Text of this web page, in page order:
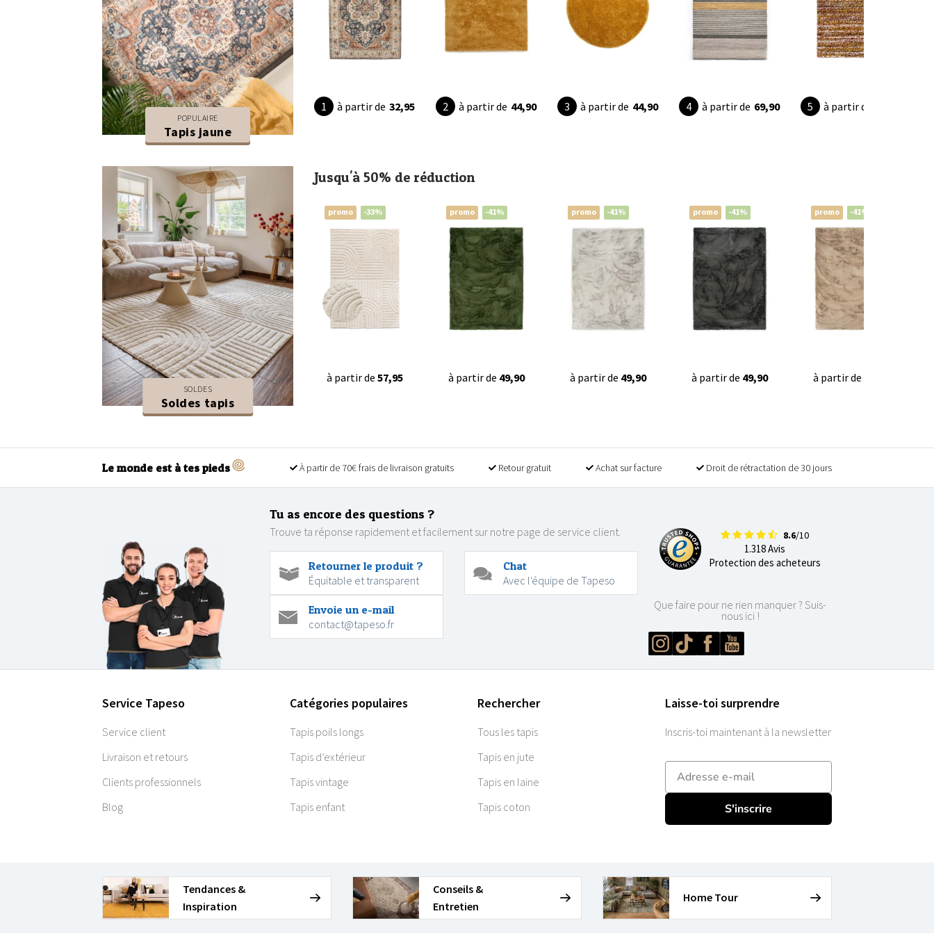
POPULAIRE
Tapis jaune
à partir de 32,95 à partir de 44,90 à partir de 44,90 à partir de 69,90 à partir de
SOLDES
Soldes tapis
Jusqu'à 50% de réduction
promo -33%
à partir de 57,95
promo -41%
à partir de 49,90
promo -41%
à partir de 49,90
promo -41%
à partir de 49,90
promo -41%
à partir de
Le monde est à tes pieds À partir de 70€ frais de livraison gratuits Retour gratuit Achat sur facture Droit de rétractation de 30 jours
Tu as encore des questions ?
Trouve ta réponse rapidement et facilement sur notre page de service client.
Retourner le produit ?
Équitable et transparent
Chat
Avec l'équipe de Tapeso
Envoie un e-mail
contact@tapeso.fr
8.6/10
1.318 Avis
Protection des acheteurs
Que faire pour ne rien manquer ? Suis-
nous ici !
Service Tapeso
Service client
Livraison et retours
Clients professionnels
Blog
Catégories populaires
Tapis poils longs
Tapis d’extérieur
Tapis vintage
Tapis enfant
Rechercher
Tous les tapis
Tapis en jute
Tapis en laine
Tapis coton
Laisse-toi surprendre
Inscris-toi maintenant à la newsletter
E-mailadres
S'inscrire
Tendances &
Inspiration
Conseils &
Entretien
Home Tour